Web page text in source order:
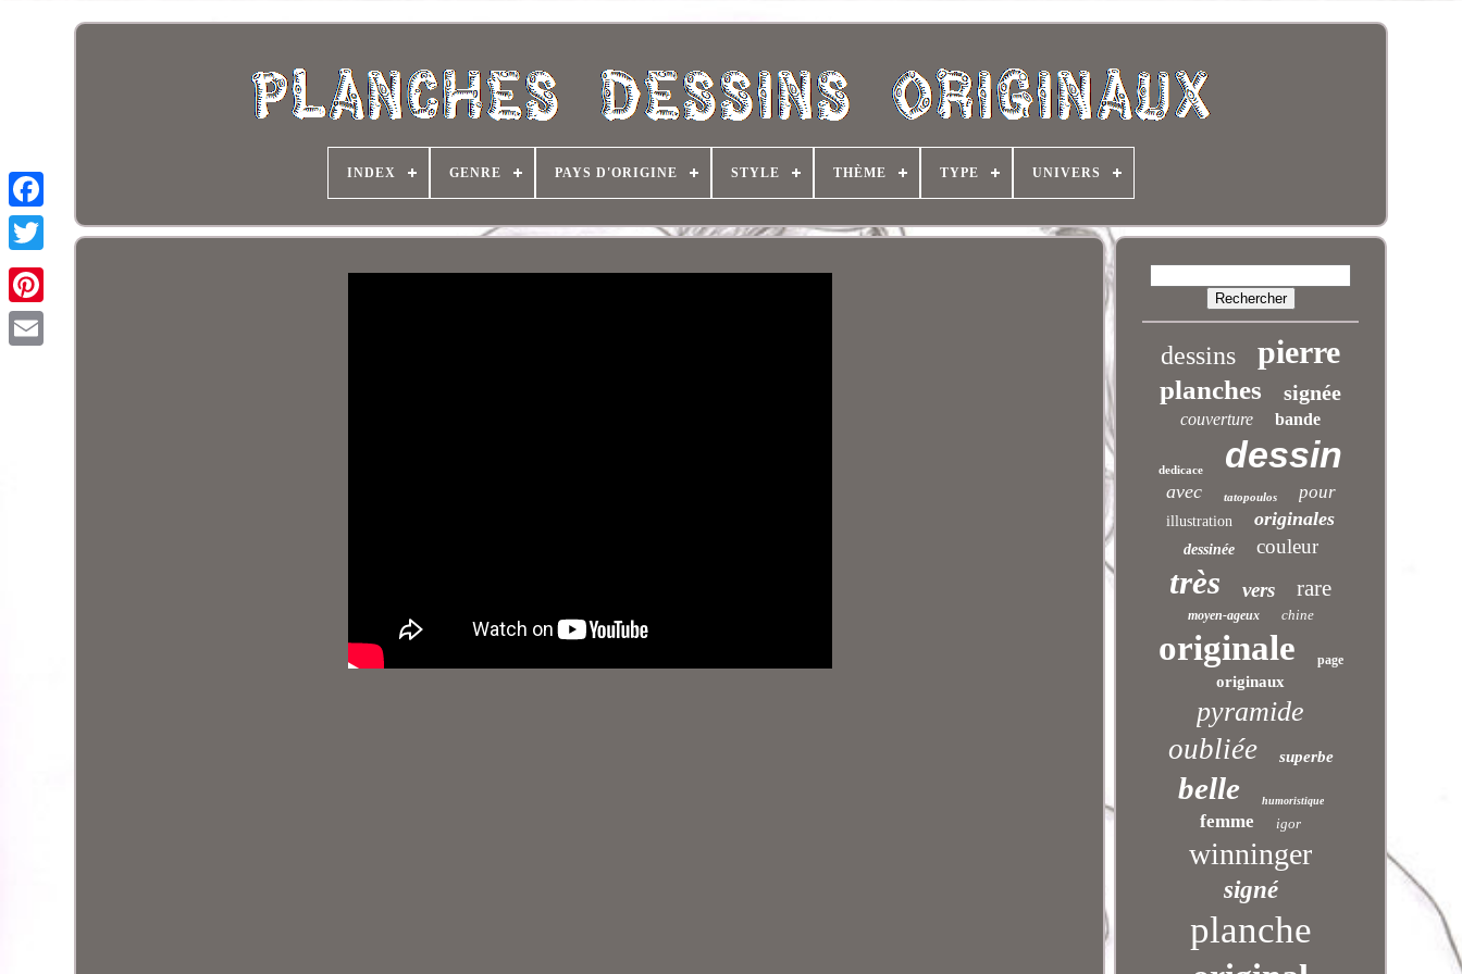
INDEX GENRE PAYS D'ORIGINE STYLE THÈME TYPE UNIVERS
dessins pierre
planches signée
couverture bande
dedicace dessin
avec tatopoulos pour
illustration originales
dessinée couleur
très vers rare
moyen-ageux chine
originale page
originaux
pyramide
oubliée superbe
belle humoristique
femme igor
winninger
signé
planche